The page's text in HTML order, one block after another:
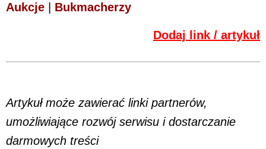
Aukcje Bukmacherzy
Dodaj link / artykuł
Artykuł może zawierać linki partnerów,
umożliwiające rozwój serwisu i dostarczanie
darmowych treści